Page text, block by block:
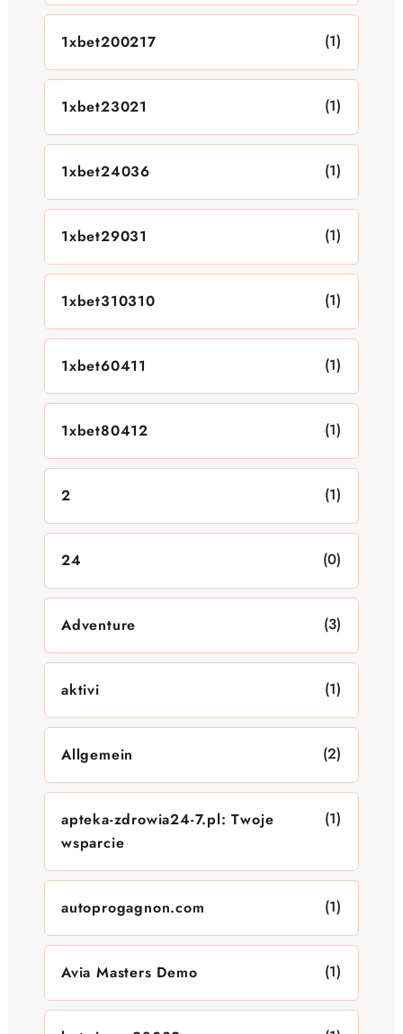
1xbet200217 (1)
1xbet23021 (1)
1xbet24036 (1)
1xbet29031 (1)
1xbet310310 (1)
1xbet60411 (1)
1xbet80412 (1)
2 (1)
24 (0)
Adventure (3)
aktivi (1)
Allgemein (2)
apteka-zdrowia24-7.pl: Twoje
wsparcie
(1)
autoprogagnon.com (1)
Avia Masters Demo (1)